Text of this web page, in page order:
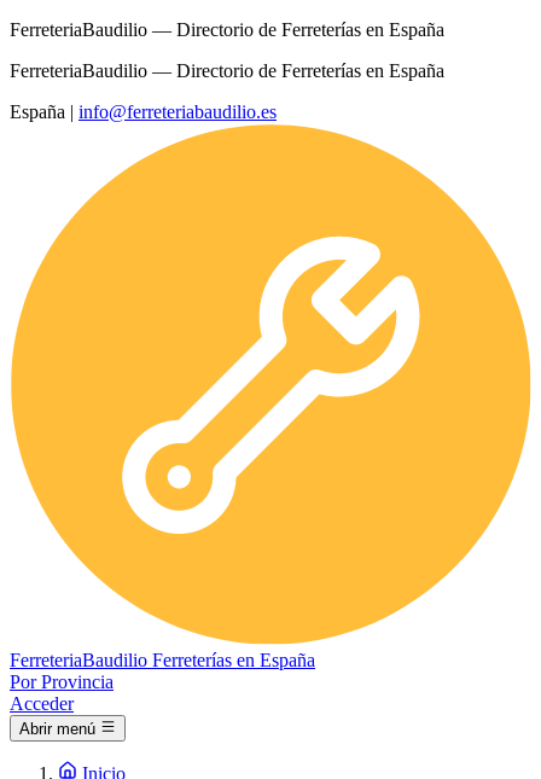
FerreteriaBaudilio — Directorio de Ferreterías en España
FerreteriaBaudilio — Directorio de Ferreterías en España
España | info@ferreteriabaudilio.es
FerreteriaBaudilio Ferreterías en España
Por Provincia
Acceder
Abrir menú
Inicio